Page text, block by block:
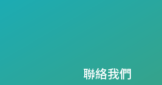
聯絡我們